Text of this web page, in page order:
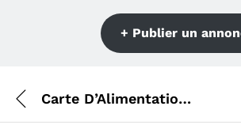
+ Publier un
Carte D’Alimentation Télé Thomson 55UA6406 Référence: 40-LM9211-PWD1XG